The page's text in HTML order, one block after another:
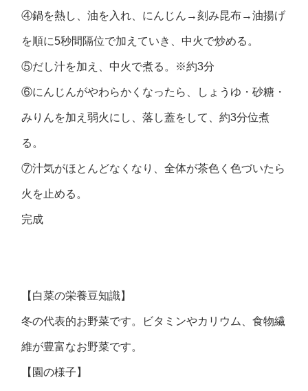
④鍋を熱し、油を入れ、にんじん→刻み昆布→油揚げ
を順に5秒間隔位で加えていき、中火で炒める。
⑤だし汁を加え、中火で煮る。※約3分
⑥にんじんがやわらかくなったら、しょうゆ・砂糖・
みりんを加え弱火にし、落し蓋をして、約3分位煮
る。
⑦汁気がほとんどなくなり、全体が茶色く色づいたら
火を止める。
完成
【白菜の栄養豆知識】
冬の代表的お野菜です。ビタミンやカリウム、食物繊
維が豊富なお野菜です。
【園の様子】